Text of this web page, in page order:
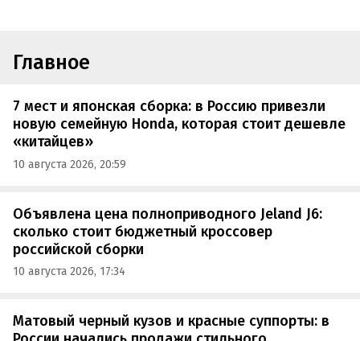
Главное
7 мест и японская сборка: в Россию привезли
новую семейную Honda, которая стоит дешевле
«китайцев»
10 августа 2026, 20:59
Объявлена цена полноприводного Jeland J6:
сколько стоит бюджетный кроссовер
российской сборки
10 августа 2026, 17:34
Матовый черный кузов и красные суппорты: в